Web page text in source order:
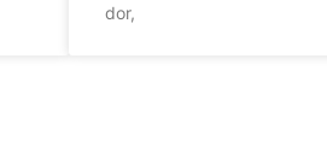
dor,